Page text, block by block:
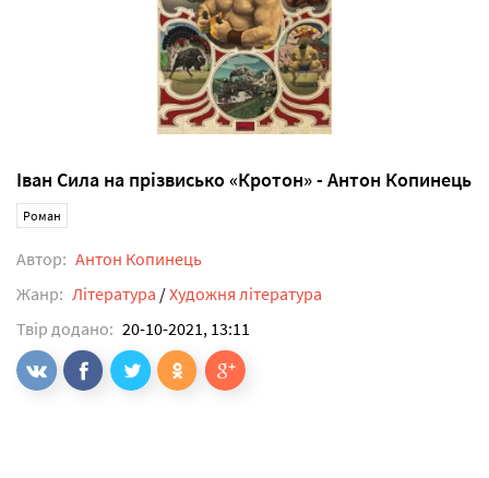
Іван Сила на прізвисько «Кротон» - Антон Копинець
Роман
Автор: Антон Копинець
Жанр: Література /Художня література
Твір додано: 20-10-2021, 13:11